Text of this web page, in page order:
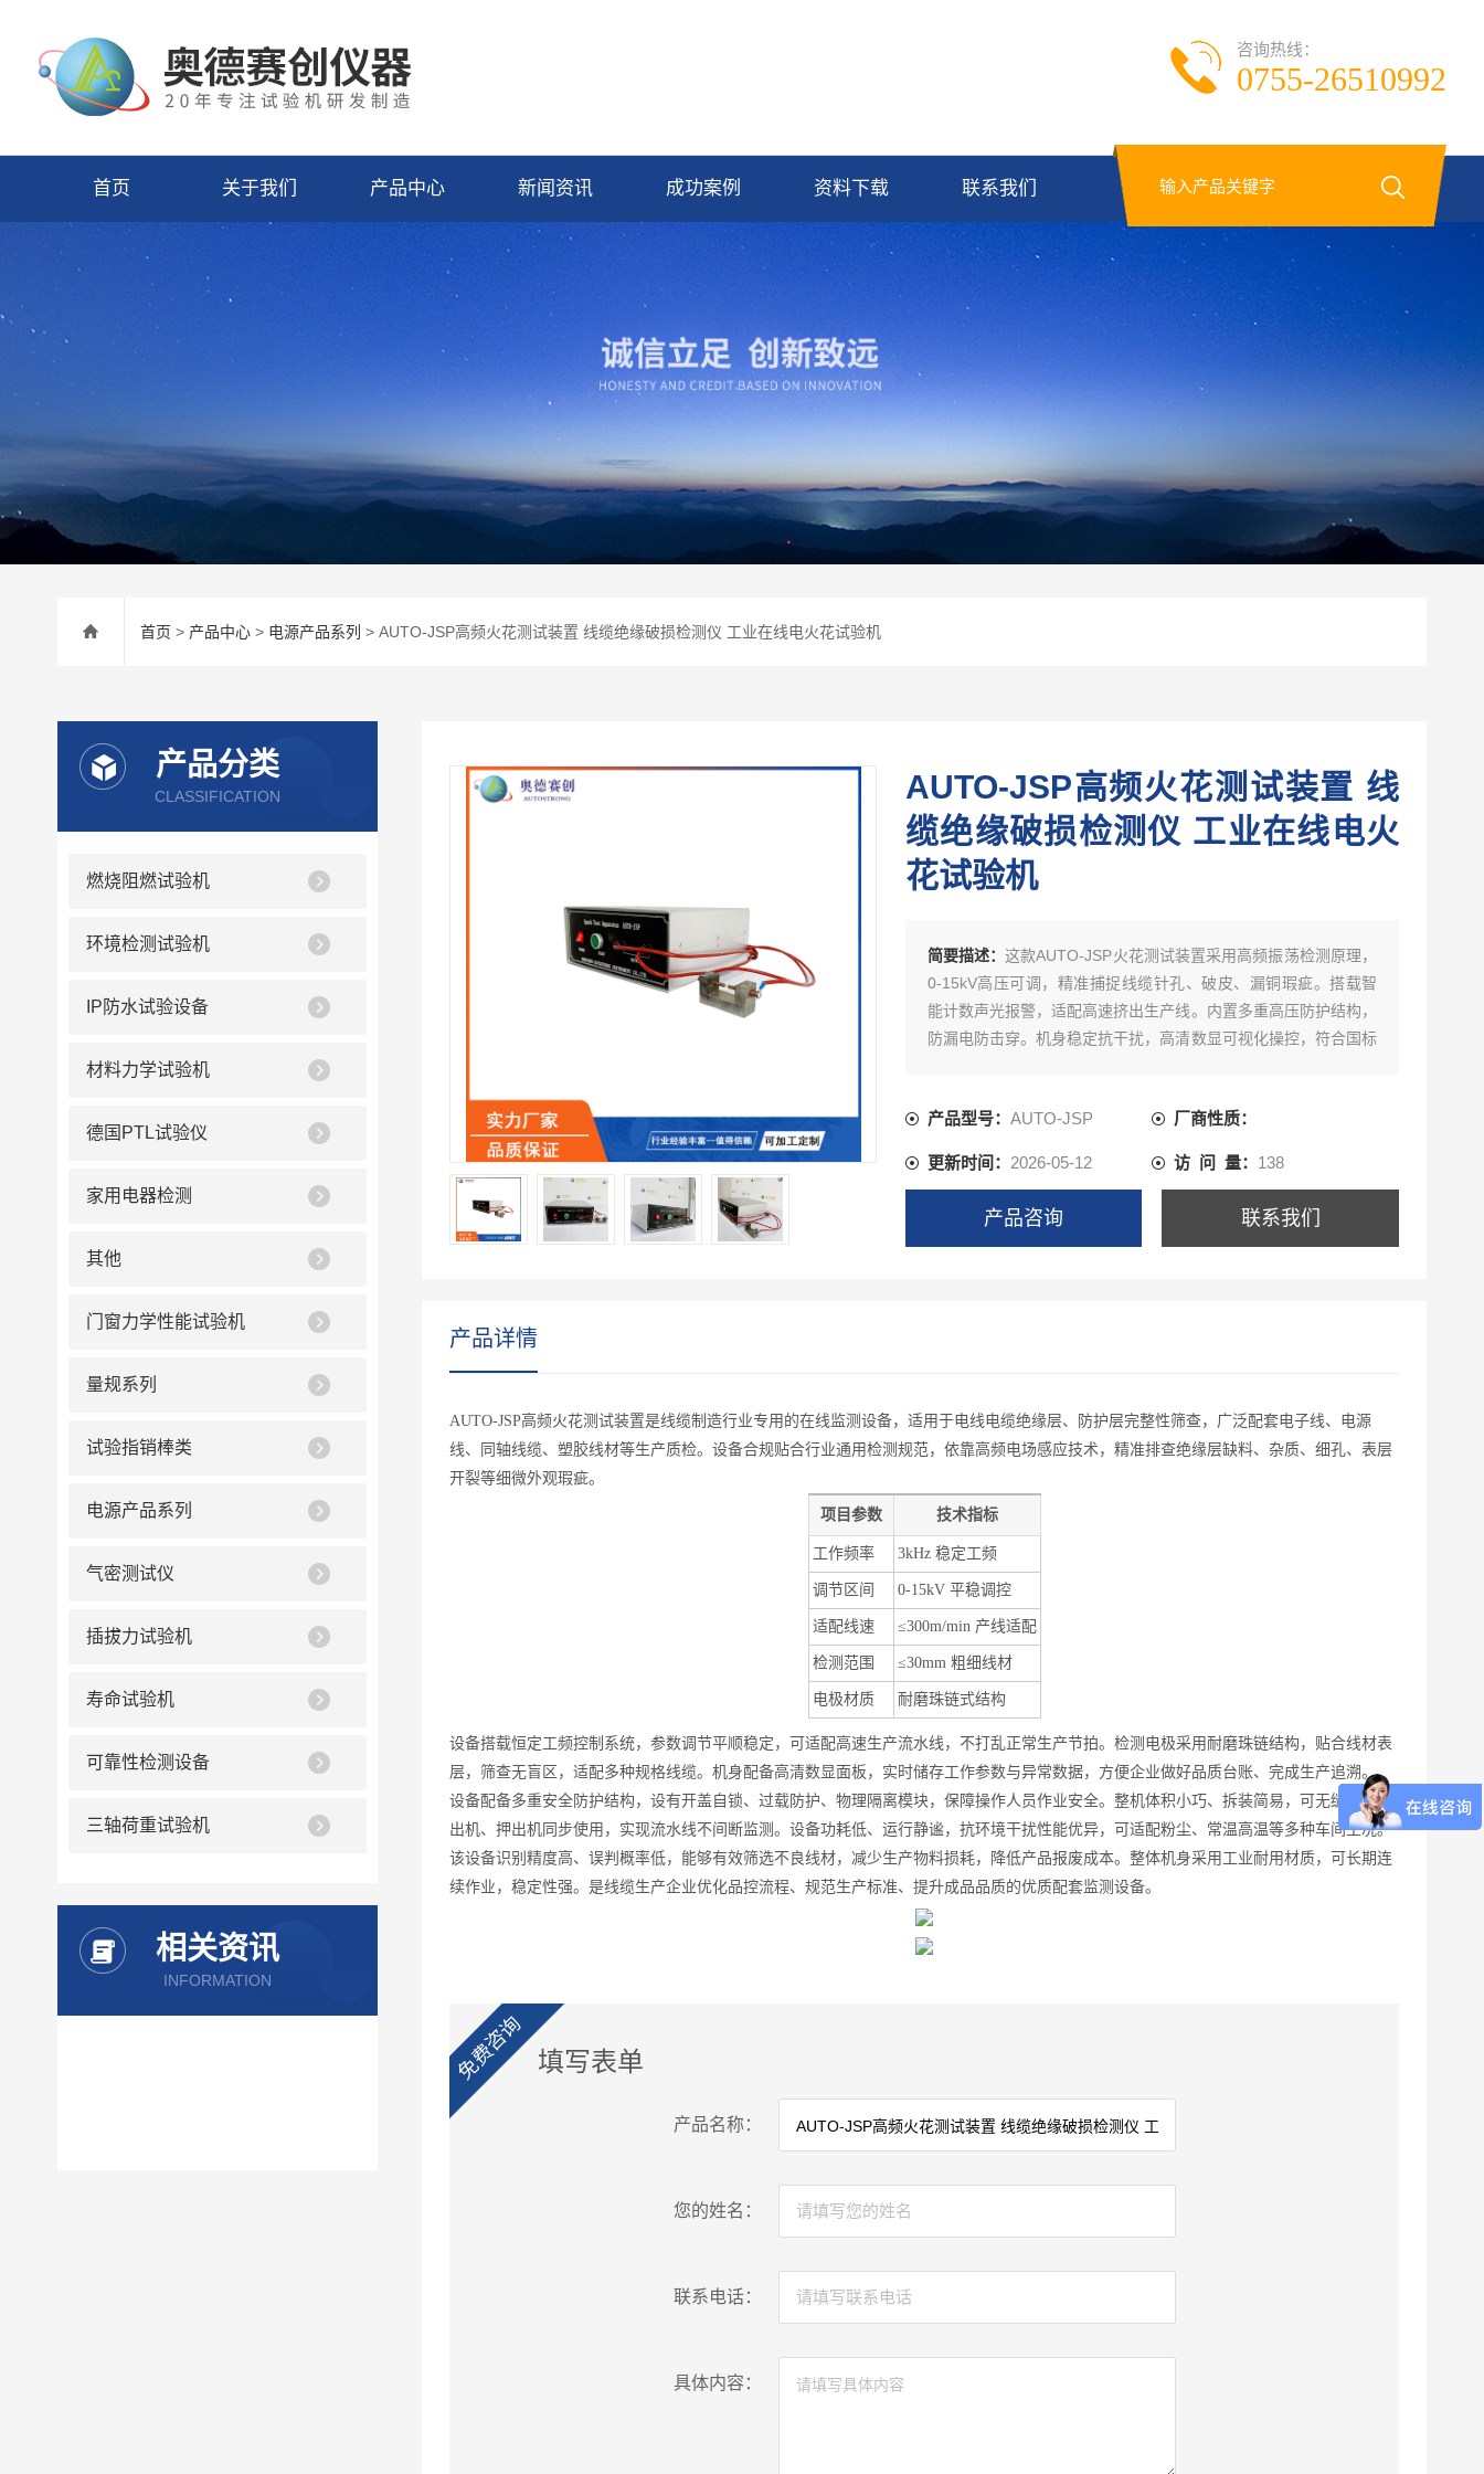
咨询热线：
0755-26510992
首页 关于我们 产品中心 新闻资讯 成功案例 资料下载 联系我们
首页 > 产品中心 > 电源产品系列 > AUTO-JSP高频火花测试装置 线缆绝缘破损检测仪 工业在线电火花试验机
AUTO-JSP高频火花测试装置 线
缆绝缘破损检测仪 工业在线电火
花试验机
简要描述：这款AUTO-JSP火花测试装置采用高频振荡检测原理，
0-15kV高压可调，精准捕捉线缆针孔、破皮、漏铜瑕疵。搭载智
能计数声光报警，适配高速挤出生产线。内置多重高压防护结构，
防漏电防击穿。机身稳定抗干扰，高清数显可视化操控，符合国标
产品型号： AUTO-JSP 厂商性质：
更新时间： 2026-05-12 访 问 量： 138
产品咨询 联系我们
产品详情
AUTO-JSP高频火花测试装置是线缆制造行业专用的在线监测设备，适用于电线电缆绝缘层、防护层完整性筛查，广泛配套电子线、电源
线、同轴线缆、塑胶线材等生产质检。设备合规贴合行业通用检测规范，依靠高频电场感应技术，精准排查绝缘层缺料、杂质、细孔、表层
开裂等细微外观瑕疵。
项目参数 技术指标
工作频率 3kHz 稳定工频
调节区间 0-15kV 平稳调控
适配线速 ≤300m/min 产线适配
检测范围 ≤30mm 粗细线材
电极材质 耐磨珠链式结构
设备搭载恒定工频控制系统，参数调节平顺稳定，可适配高速生产流水线，不打乱正常生产节拍。检测电极采用耐磨珠链结构，贴合线材表
层，筛查无盲区，适配多种规格线缆。机身配备高清数显面板，实时储存工作参数与异常数据，方便企业做好品质台账、完成生产追溯。
设备配备多重安全防护结构，设有开盖自锁、过载防护、物理隔离模块，保障操作人员作业安全。整机体积小巧、拆装简易，可无缝搭配挤
出机、押出机同步使用，实现流水线不间断监测。设备功耗低、运行静谧，抗环境干扰性能优异，可适配粉尘、常温高温等多种车间工况。
该设备识别精度高、误判概率低，能够有效筛选不良线材，减少生产物料损耗，降低产品报废成本。整体机身采用工业耐用材质，可长期连
续作业，稳定性强。是线缆生产企业优化品控流程、规范生产标准、提升成品品质的优质配套监测设备。
免费咨询 填写表单
产品名称：
您的姓名：
联系电话：
具体内容：
产品分类
CLASSIFICATION
燃烧阻燃试验机
环境检测试验机
IP防水试验设备
材料力学试验机
德国PTL试验仪
家用电器检测
其他
门窗力学性能试验机
量规系列
试验指销棒类
电源产品系列
气密测试仪
插拔力试验机
寿命试验机
可靠性检测设备
三轴荷重试验机
相关资讯
INFORMATION